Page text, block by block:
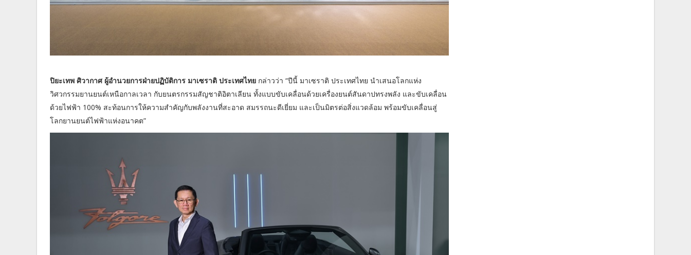
ปิยะเทพ ศิวากาศ ผู้อำนวยการฝ่ายปฏิบัติการ มาเซราติ ประเทศไทย กล่าวว่า “ปีนี้ มาเซราติ ประเทศไทย นำเสนอโลกแห่ง
วิศวกรรมยานยนต์เหนือกาลเวลา กับยนตรกรรมสัญชาติอิตาเลียน ทั้งแบบขับเคลื่อนด้วยเครื่องยนต์สันดาปทรงพลัง และขับเคลื่อน
ด้วยไฟฟ้า 100% สะท้อนการให้ความสำคัญกับพลังงานที่สะอาด สมรรถนะดีเยี่ยม และเป็นมิตรต่อสิ่งแวดล้อม พร้อมขับเคลื่อนสู่
โลกยานยนต์ไฟฟ้าแห่งอนาคต”